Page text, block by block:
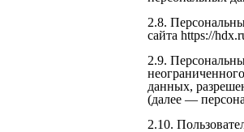
2.8.
сайта https://
2.9.
данных,
(далее —
2.10.